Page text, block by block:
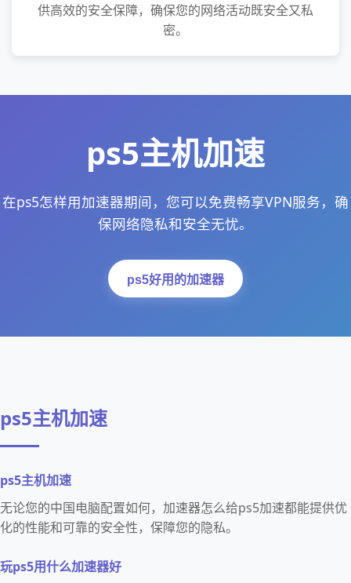
供高效的安全保障，确保您的网络活动既安全又私
密。
ps5主机加速
在ps5怎样用加速器期间，您可以免费畅享VPN服务，确
保网络隐私和安全无忧。
ps5好用的加速器
ps5主机加速
ps5主机加速
无论您的中国电脑配置如何，加速器怎么给ps5加速都能提供优
化的性能和可靠的安全性，保障您的隐私。
玩ps5用什么加速器好